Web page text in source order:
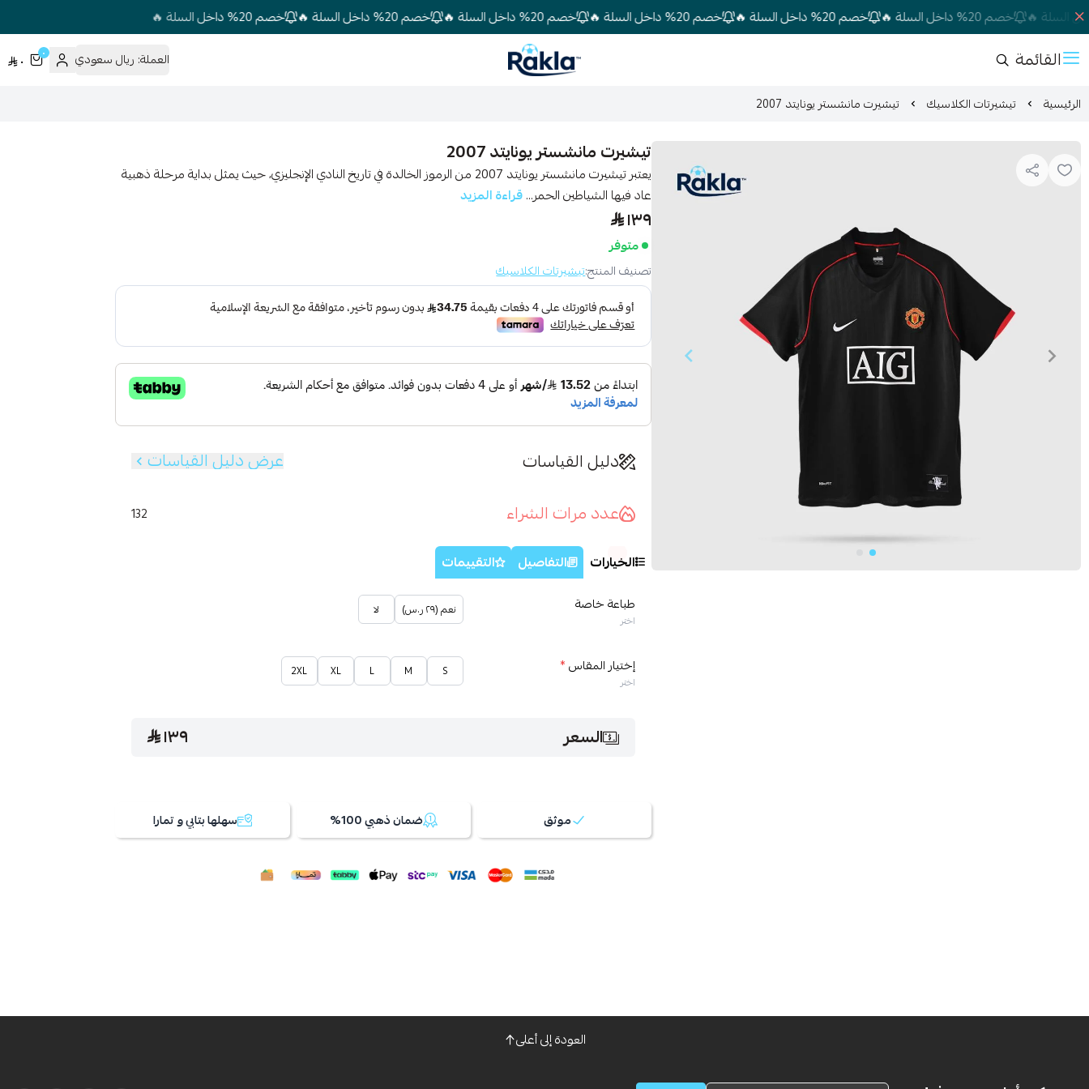
خصم 20% داخل السلة 🔥 خصم 20% داخل السلة 🔥 خصم 20% داخل السلة 🔥 خصم 20% داخل السلة 🔥 خصم 20% داخل السلة 🔥 خصم 20% داخل السلة 🔥
القائمة Rakla العملة: ريال سعودي ٠ ٠
الرئيسية تيشيرتات الكلاسيك تيشيرت مانشستر يونايتد 2007
تيشيرت مانشستر يونايتد 2007
يعتبر تيشيرت مانشستر يونايتد 2007 من الرموز الخالدة في تاريخ النادي الإنجليزي، حيث يمثل بداية مرحلة ذهبية
عاد فيها الشياطين الحمر...قراءة المزيد
١٣٩
متوفر
تصنيف المنتج:تيشيرتات الكلاسيك
دليل القياسات
عرض دليل القياسات
عدد مرات الشراء
132
الخيارات التفاصيل التقييمات
طباعة خاصة
اختر
نعم (٢٩ ر.س) لا
إختيار المقاس*
اختر
S
M
L
XL
2XL
السعر ١٣٩
موثق ضمان ذهبي 100% سهلها بتابي و تمارا
العودة إلى أعلى